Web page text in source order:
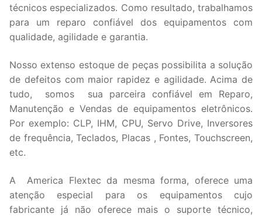
técnicos especializados. Como resultado, trabalhamos
para um reparo confiável dos equipamentos com
qualidade, agilidade e garantia.
Nosso extenso estoque de peças possibilita a solução
de defeitos com maior rapidez e agilidade. Acima de
tudo, somos sua parceira confiável em Reparo,
Manutenção e Vendas de equipamentos eletrônicos.
Por exemplo: CLP, IHM, CPU, Servo Drive, Inversores
de frequência, Teclados, Placas , Fontes, Touchscreen,
etc.
A America Flextec da mesma forma, oferece uma
atenção especial para os equipamentos cujo
fabricante já não oferece mais o suporte técnico,